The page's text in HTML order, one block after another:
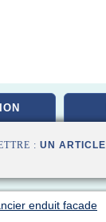
: UN ARTICLE
enduit facade